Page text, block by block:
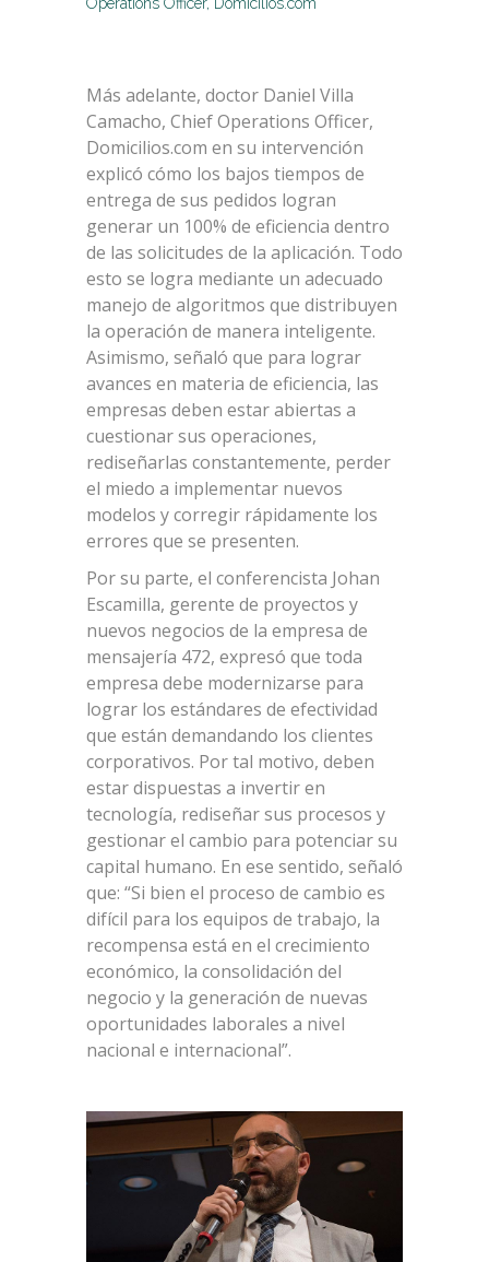
Más adelante, doctor Daniel Villa
Camacho, Chief Operations Officer,
Domicilios.com en su intervención
explicó cómo los bajos tiempos de
entrega de sus pedidos logran
generar un 100% de eficiencia dentro
de las solicitudes de la aplicación. Todo
esto se logra mediante un adecuado
manejo de algoritmos que distribuyen
la operación de manera inteligente.
Asimismo, señaló que para lograr
avances en materia de eficiencia, las
empresas deben estar abiertas a
cuestionar sus operaciones,
rediseñarlas constantemente, perder
el miedo a implementar nuevos
modelos y corregir rápidamente los
errores que se presenten.
Por su parte, el conferencista Johan
Escamilla, gerente de proyectos y
nuevos negocios de la empresa de
mensajería 472, expresó que toda
empresa debe modernizarse para
lograr los estándares de efectividad
que están demandando los clientes
corporativos. Por tal motivo, deben
estar dispuestas a invertir en
tecnología, rediseñar sus procesos y
gestionar el cambio para potenciar su
capital humano. En ese sentido, señaló
que: “Si bien el proceso de cambio es
difícil para los equipos de trabajo, la
recompensa está en el crecimiento
económico, la consolidación del
negocio y la generación de nuevas
oportunidades laborales a nivel
nacional e internacional”.